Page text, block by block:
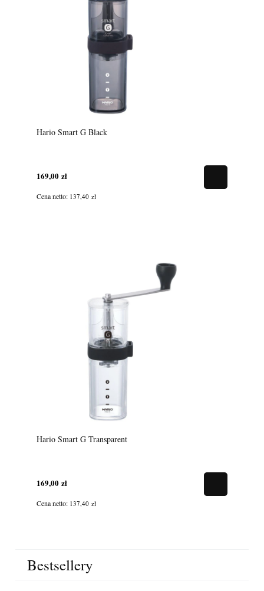
Hario Smart G Black
169,00 zł
Cena netto: 137,40 zł
Hario Smart G Transparent
169,00 zł
Cena netto: 137,40 zł
Bestsellery